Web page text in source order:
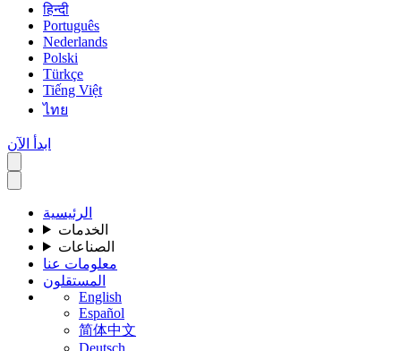
हिन्दी
Português
Nederlands
Polski
Türkçe
Tiếng Việt
ไทย
ابدأ الآن
الرئيسية
الخدمات
الصناعات
معلومات عنا
المستقلون
English
Español
简体中文
Deutsch